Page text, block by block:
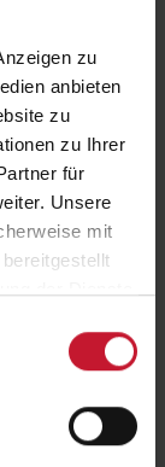
zu
anbieten
zu
zu Ihrer
für
Unsere
mit